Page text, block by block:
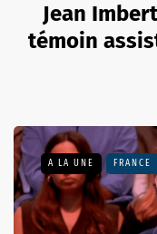
Jean
témoin
A LA UNE FRANCE